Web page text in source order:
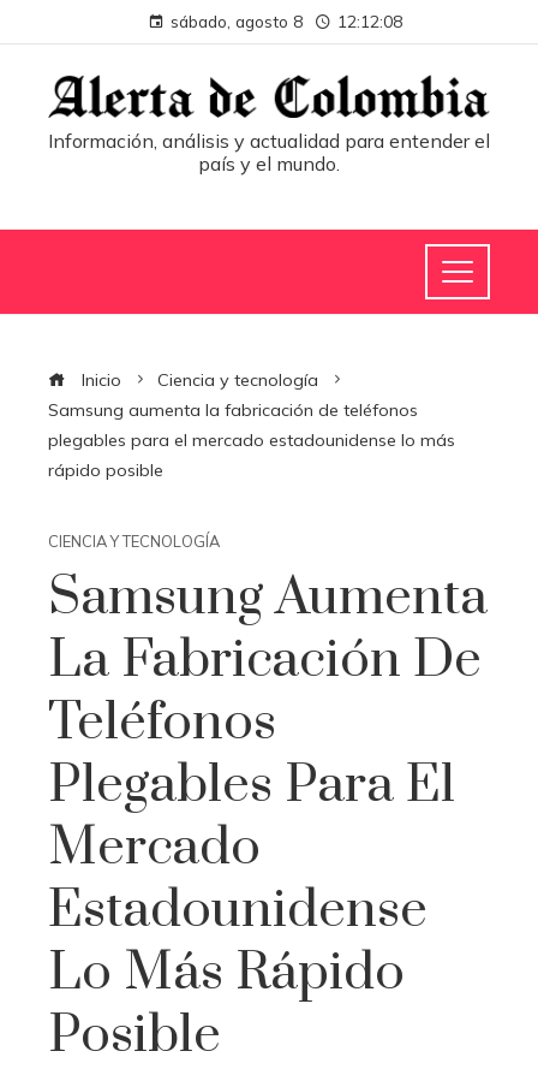
sábado, agosto 8 12:12:09
Información, análisis y actualidad para entender el
país y el mundo.
Inicio
Ciencia y tecnología
Samsung aumenta la fabricación de teléfonos
plegables para el mercado estadounidense lo más
rápido posible
CIENCIA Y TECNOLOGÍA
Samsung Aumenta
La Fabricación De
Teléfonos
Plegables Para El
Mercado
Estadounidense
Lo Más Rápido
Posible